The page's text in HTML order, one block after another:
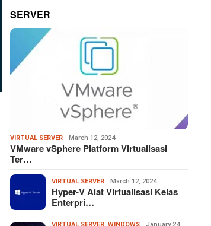
SERVER
VIRTUAL SERVER March 12, 2024
VMware vSphere Platform Virtualisasi
Ter…
VIRTUAL SERVER March 12, 2024
Hyper-V Alat Virtualisasi Kelas
Enterpri…